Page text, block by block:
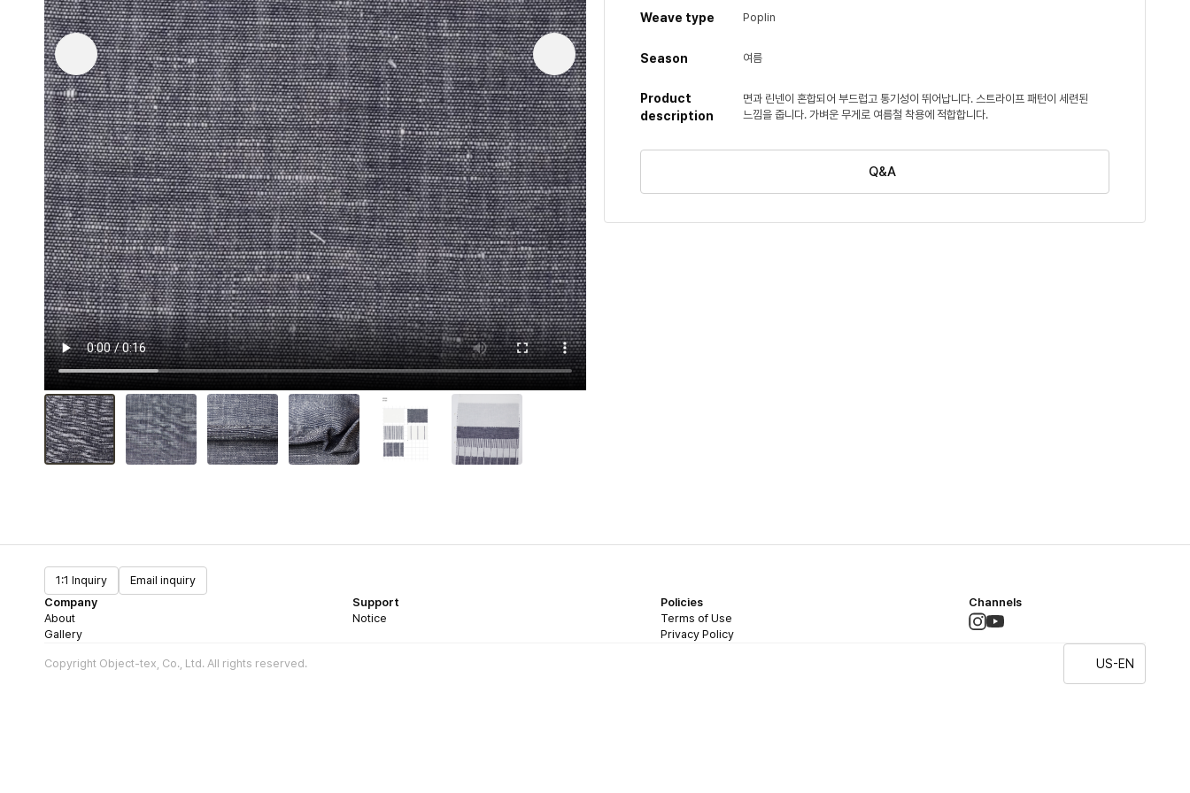
Weave type Poplin
Season 여름
Product
description
면과 린넨이 혼합되어 부드럽고 통기성이 뛰어납니다. 스트라이프 패턴이 세련된
느낌을 줍니다. 가벼운 무게로 여름철 착용에 적합합니다.
Q&A
1:1 Inquiry
Email inquiry
Company
About
Gallery
Support
Notice
Policies
Terms of Use
Privacy Policy
Channels
Copyright Object-tex, Co., Ltd. All rights reserved. US-EN